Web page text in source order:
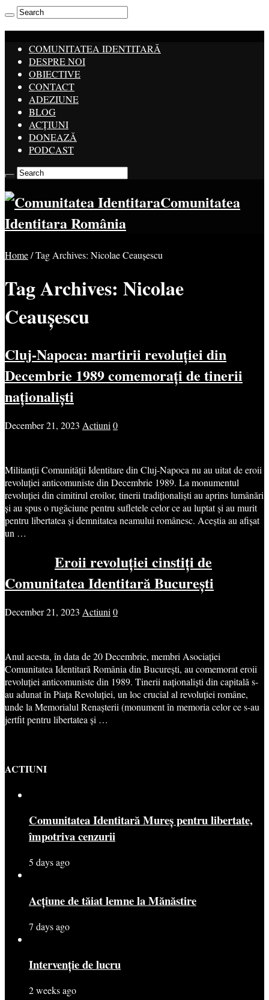
COMUNITATEA IDENTITARĂ
DESPRE NOI
OBIECTIVE
CONTACT
ADEZIUNE
BLOG
ACȚIUNI
DONEAZĂ
PODCAST
Comunitatea
Identitara România
Home/Tag Archives: Nicolae Ceaușescu
Tag Archives: Nicolae
Ceaușescu
Cluj-Napoca: martirii revoluției din
Decembrie 1989 comemorați de tinerii
naționaliști
December 21, 2023 Actiuni 0
Militanții Comunității Identitare din Cluj-Napoca nu au uitat de eroii
revoluției anticomuniste din Decembrie 1989. La monumentul
revoluției din cimitirul eroilor, tinerii tradiționaliști au aprins lumânări
și au spus o rugăciune pentru sufletele celor ce au luptat și au murit
pentru libertatea și demnitatea neamului românesc. Aceștia au afișat
un …
Eroii revoluției cinstiți de
Comunitatea Identitară București
December 21, 2023 Actiuni 0
Anul acesta, în data de 20 Decembrie, membri Asociației
Comunitatea Identitară România din București, au comemorat eroii
revoluției anticomuniste din 1989. Tinerii naționaliști din capitală s-
au adunat în Piața Revoluției, un loc crucial al revoluției române,
unde la Memorialul Renașterii (monument în memoria celor ce s-au
jertfit pentru libertatea și …
ACTIUNI
Comunitatea Identitară Mureș pentru libertate,
împotriva cenzurii
5 days ago
Acțiune de tăiat lemne la Mănăstire
7 days ago
Intervenție de lucru
2 weeks ago